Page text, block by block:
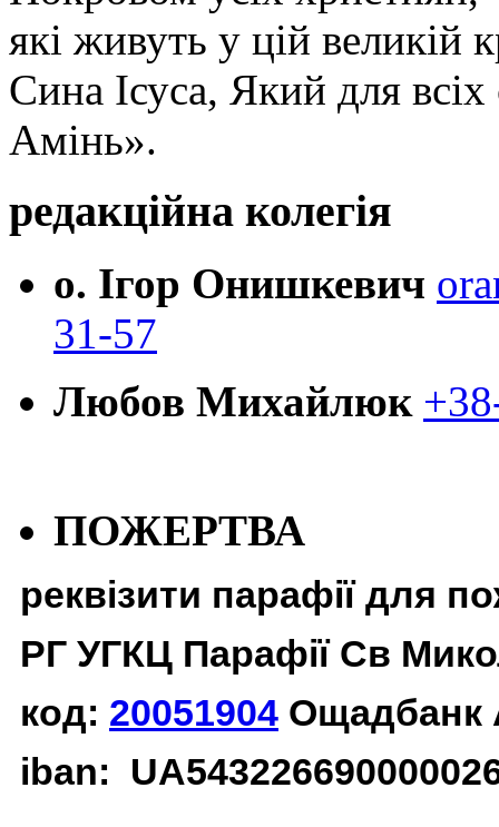
які живуть у цій великій
Сина Ісуса, Який для
Амінь».
редакційна колегія
о. Ігор Онишкевич
31-57
Любов Михайлюк
ПОЖЕРТВА
реквізити парафії для
РГ УГКЦ Парафії Св
код: 20051904 Ощадбанк
iban: